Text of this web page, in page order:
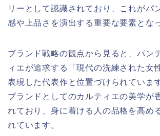
リーとして認識されており、これがパ
感や上品さを演出する重要な要素とな
ブランド戦略の観点から見ると、パン
ィエが追求する「現代の洗練された女
表現した代表作と位置づけられていま
ブランドとしてのカルティエの美学が
れており、身に着ける人の品格を高め
れています。